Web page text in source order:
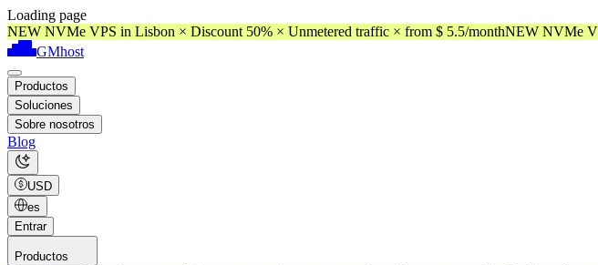
Loading page
NEW NVMe VPS in Lisbon × Discount 50% × Unmetered traffic × from $ 5.5/monthNEW NVMe
GMhost
Productos
Soluciones
Sobre nosotros
Blog
USD
es
Entrar
Productos